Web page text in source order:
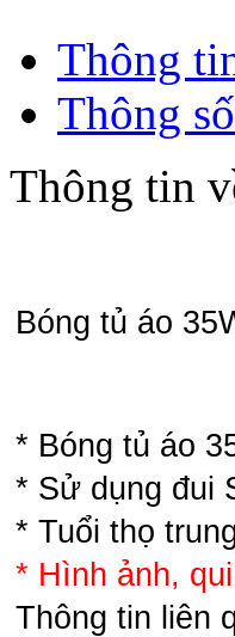
Thông
Thông
Thông tin
Bóng tủ áo
* Bóng tủ áo
* Sử dụng đui
* Tuổi thọ
* Hình ảnh,
Thông tin liên